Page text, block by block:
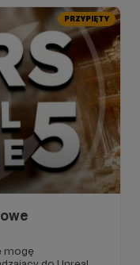
PRZYPIĘTY
mogę